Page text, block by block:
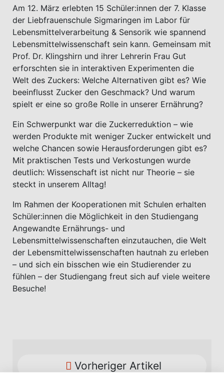
Am 12. März erlebten 15 Schüler:innen der 7. Klasse
der Liebfrauenschule Sigmaringen im Labor für
Lebensmittelverarbeitung & Sensorik wie spannend
Lebensmittelwissenschaft sein kann. Gemeinsam mit
Prof. Dr. Klingshirn und ihrer Lehrerin Frau Gut
erforschten sie in interaktiven Experimenten die
Welt des Zuckers: Welche Alternativen gibt es? Wie
beeinflusst Zucker den Geschmack? Und warum
spielt er eine so große Rolle in unserer Ernährung?
Ein Schwerpunkt war die Zuckerreduktion – wie
werden Produkte mit weniger Zucker entwickelt und
welche Chancen sowie Herausforderungen gibt es?
Mit praktischen Tests und Verkostungen wurde
deutlich: Wissenschaft ist nicht nur Theorie – sie
steckt in unserem Alltag!
Im Rahmen der Kooperationen mit Schulen erhalten
Schüler:innen die Möglichkeit in den Studiengang
Angewandte Ernährungs- und
Lebensmittelwissenschaften einzutauchen, die Welt
der Lebensmittelwissenschaften hautnah zu erleben
– und sich ein bisschen wie ein Studierender zu
fühlen – der Studiengang freut sich auf viele weitere
Besuche!
Vorheriger Artikel